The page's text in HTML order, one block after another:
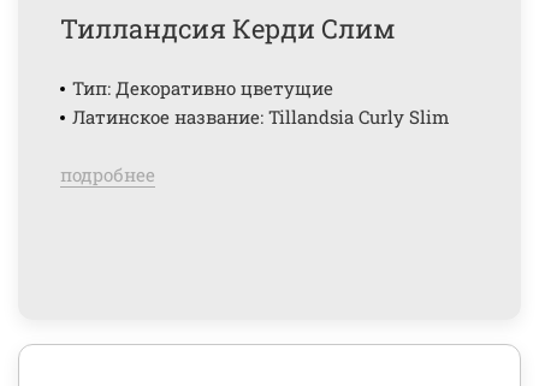
Тилландсия Керди Слим
Тип: Декоративно цветущие
Латинское название: Tillandsia Curly Slim
подробнее